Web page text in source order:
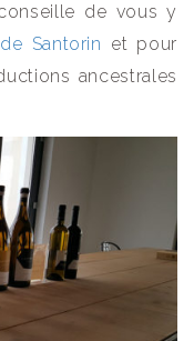
de vous y
Santorin et pour
ancestrales